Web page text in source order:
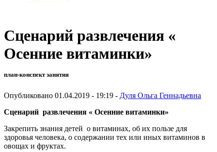
Сценарий развлечения «
Осенние витаминки»
план-конспект занятия
Опубликовано 01.04.2019 - 19:19 - Дуля Ольга Геннадьевна
Сценарий развлечения « Осенние витаминки»
Закрепить знания детей о витаминах, об их пользе для
здоровья человека, о содержании тех или иных витаминов в
овощах и фруктах.